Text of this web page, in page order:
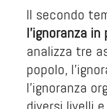
Il secondo
l’ignoranza
analizza tre
popolo,
l’ignoranza